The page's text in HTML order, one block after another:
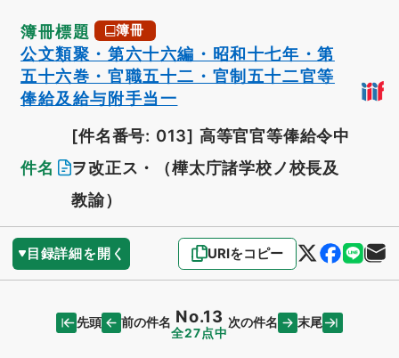
簿冊標題 簿冊
公文類聚・第六十六編・昭和十七年・第
五十六巻・官職五十二・官制五十二官等
俸給及給与附手当一
件名
[件名番号: 013] 高等官官等俸給令中
ヲ改正ス・（樺太庁諸学校ノ校長及
教諭）
目録詳細を開く URIをコピー
先頭 前の件名 No.13
全27点中
次の件名 末尾